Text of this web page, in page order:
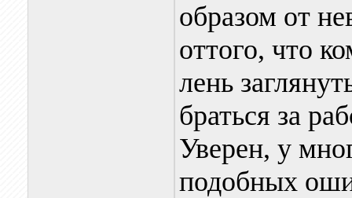
образом от
оттого, что
лень
браться за
Уверен, у
подобных